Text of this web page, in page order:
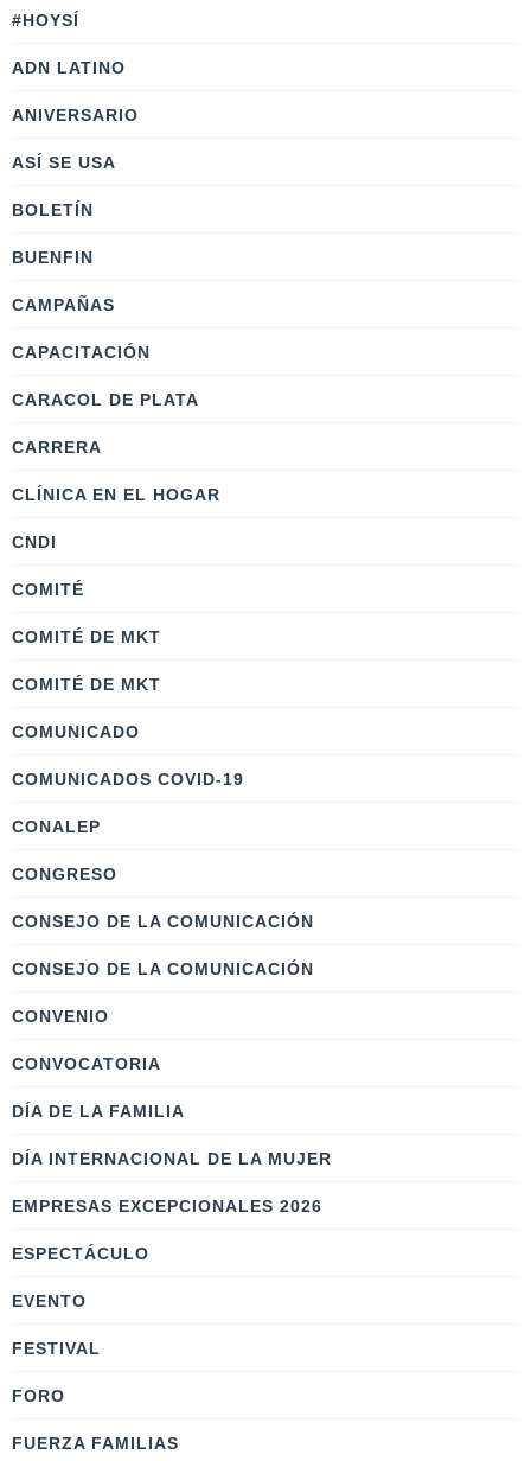
#HOYSÍ
ADN LATINO
ANIVERSARIO
ASÍ SE USA
BOLETÍN
BUENFIN
CAMPAÑAS
CAPACITACIÓN
CARACOL DE PLATA
CARRERA
CLÍNICA EN EL HOGAR
CNDI
COMITÉ
COMITÉ DE MKT
COMITÉ DE MKT
COMUNICADO
COMUNICADOS COVID-19
CONALEP
CONGRESO
CONSEJO DE LA COMUNICACIÓN
CONSEJO DE LA COMUNICACIÓN
CONVENIO
CONVOCATORIA
DÍA DE LA FAMILIA
DÍA INTERNACIONAL DE LA MUJER
EMPRESAS EXCEPCIONALES 2026
ESPECTÁCULO
EVENTO
FESTIVAL
FORO
FUERZA FAMILIAS